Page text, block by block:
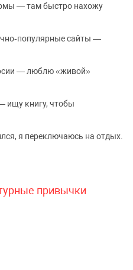
— там быстро нахожу
сайты —
— люблю «живой»
ищу книгу, чтобы
я переключаюсь на отдых.
привычки